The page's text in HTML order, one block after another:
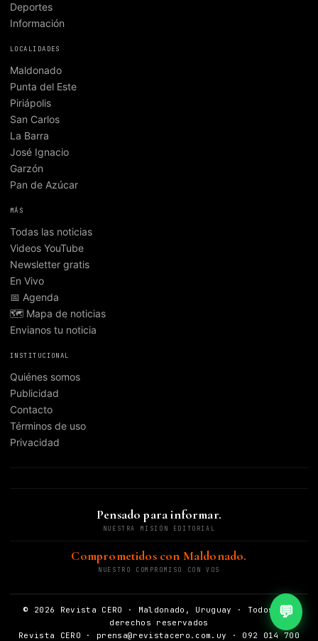
Deportes
Información
LOCALIDADES
Maldonado
Punta del Este
Piriápolis
San Carlos
La Barra
José Ignacio
Garzón
Pan de Azúcar
MÁS
Todas las noticias
Videos YouTube
Newsletter gratis
En Vivo
📅 Agenda
🗺️ Mapa de noticias
Envianos tu noticia
INSTITUCIONAL
Quiénes somos
Publicidad
Contacto
Términos de uso
Privacidad
Pensado para informar.
NUESTRA MISIÓN EDITORIAL
Comprometidos con Maldonado.
NUESTRO COMPROMISO CON VOS
© 2026 Revista CERO · Maldonado, Uruguay · Todos los
derechos reservados
Revista CERO · prensa@revistacero.com.uy · 092 014 700
💬